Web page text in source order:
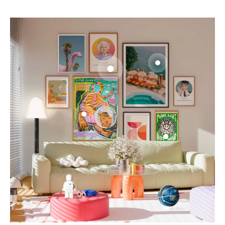
Aller à l'élément 1
Aller à l'élément 2
Aller à l'élément 3
Aller à l'élément 4